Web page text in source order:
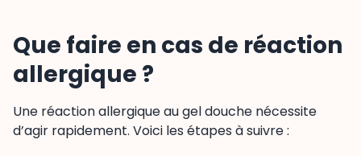
Que faire en cas de réaction
allergique ?
Une réaction allergique au gel douche nécessite
d’agir rapidement. Voici les étapes à suivre :